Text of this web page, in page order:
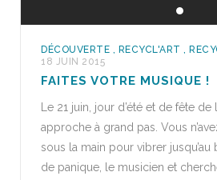
DÉCOUVERTE , RECYCL'ART ,
18 JUIN 2015
FAITES VOTRE MUSIQUE !
Le 21 juin, jour d’été et de fête de
approche à grand pas. Vous
sous la main pour vibrer jusqu’au
de panique, le musicien et